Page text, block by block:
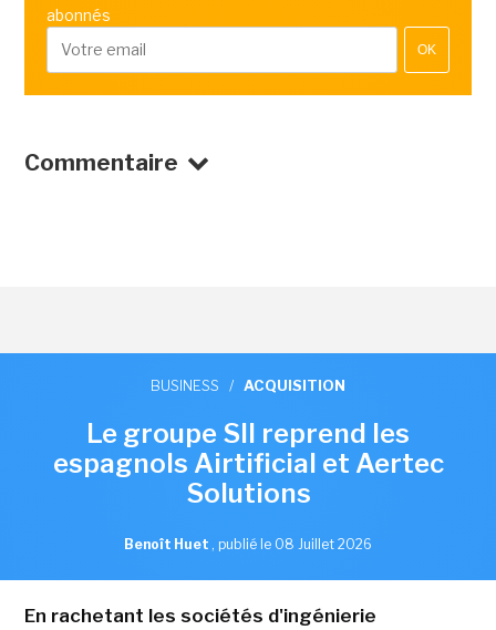
abonnés
OK
Commentaire
BUSINESS / ACQUISITION
Le groupe SII reprend les
espagnols Airtificial et Aertec
Solutions
Benoît Huet , publié le 08 Juillet 2026
En rachetant les sociétés d'ingénierie